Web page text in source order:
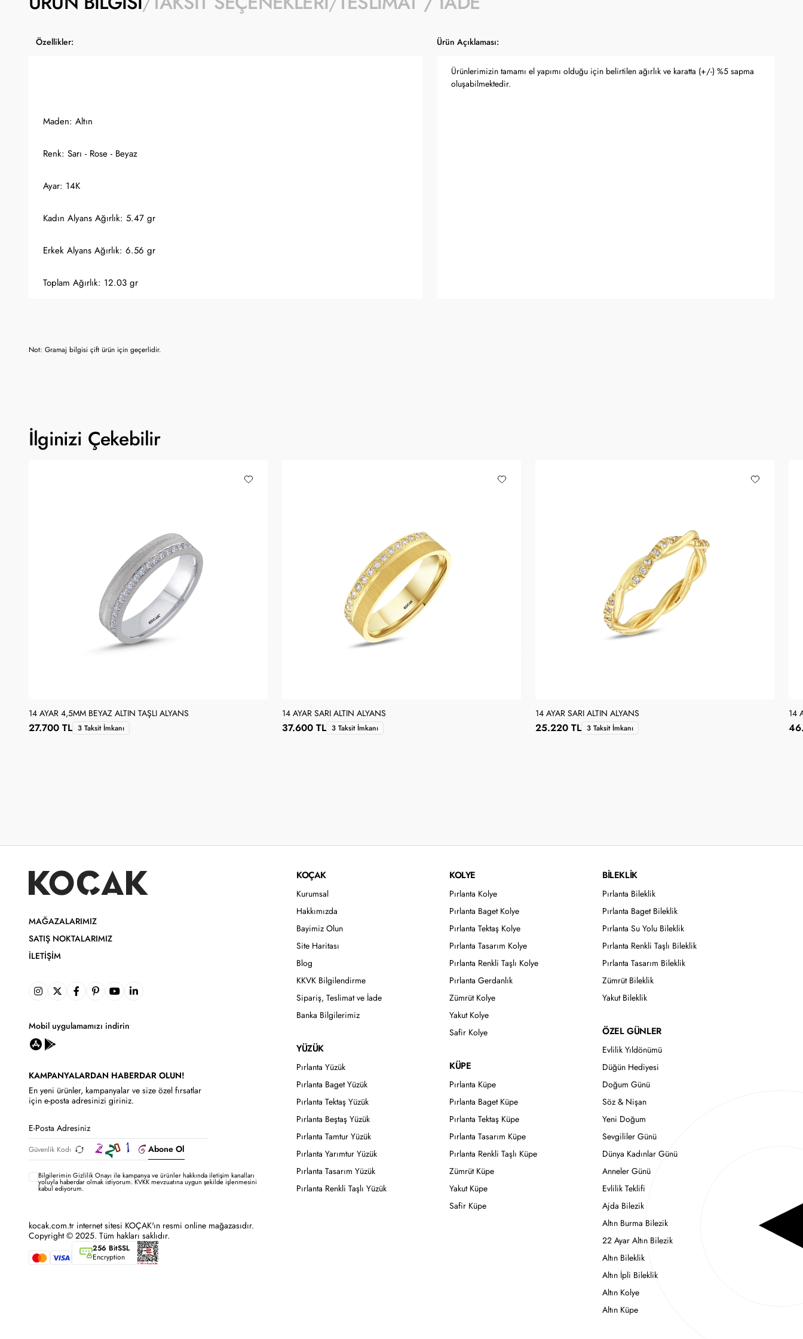
Özellikler: Ürün Açıklaması:
Maden: Altın
Ürünlerimizin tamamı el yapımı olduğu için belirtilen ağırlık ve karatta (+/-) %5 sapma
oluşabilmektedir.
Renk: Sarı - Rose - Beyaz
Ayar: 14K
Kadın Alyans Ağırlık: 5.47 gr
Erkek Alyans Ağırlık: 6.56 gr
Toplam Ağırlık: 12.03 gr
Not: Gramaj bilgisi çift ürün için geçerlidir.
İlginizi Çekebilir
14 AYAR 4,5MM BEYAZ ALTIN TAŞLI ALYANS
27.700 TL 3 Taksit İmkanı
14 AYAR SARI ALTIN ALYANS
37.600 TL 3 Taksit İmkanı
14 AYAR SARI ALTIN ALYANS
25.220 TL 3 Taksit İmkanı
14
MAĞAZALARIMIZ
SATIŞ NOKTALARIMIZ
İLETIŞIM
Mobil uygulamamızı indirin
KAMPANYALARDAN HABERDAR OLUN!
En yeni ürünler, kampanyalar ve size özel fırsatlar
için e-posta adresinizi giriniz.
Abone Ol
Bilgilerimin Gizlilik Onayı ile kampanya ve ürünler hakkında iletişim kanalları
yoluyla haberdar olmak istiyorum.KVKK mevzuatına uygun şekilde işlenmesini
kabul ediyorum.
kocak.com.tr internet sitesi KOÇAK'ın resmi online mağazasıdır.
Copyright © 2025. Tüm hakları saklıdır.
256 BitSSL
Encryption
KOÇAK
Kurumsal
Hakkımızda
Bayimiz Olun
Site Haritası
Blog
KKVK Bilgilendirme
Sipariş, Teslimat ve İade
Banka Bilgilerimiz
YÜZÜK
Pırlanta Yüzük
Pırlanta Baget Yüzük
Pırlanta Tektaş Yüzük
Pırlanta Beştaş Yüzük
Pırlanta Tamtur Yüzük
Pırlanta Yarımtur Yüzük
Pırlanta Tasarım Yüzük
Pırlanta Renkli Taşlı Yüzük
KOLYE
Pırlanta Kolye
Pırlanta Baget Kolye
Pırlanta Tektaş Kolye
Pırlanta Tasarım Kolye
Pırlanta Renkli Taşlı Kolye
Pırlanta Gerdanlık
Zümrüt Kolye
Yakut Kolye
Safir Kolye
KÜPE
Pırlanta Küpe
Pırlanta Baget Küpe
Pırlanta Tektaş Küpe
Pırlanta Tasarım Küpe
Pırlanta Renkli Taşlı Küpe
Zümrüt Küpe
Yakut Küpe
Safir Küpe
BİLEKLİK
Pırlanta Bileklik
Pırlanta Baget Bileklik
Pırlanta Su Yolu Bileklik
Pırlanta Renkli Taşlı Bileklik
Pırlanta Tasarım Bileklik
Zümrüt Bileklik
Yakut Bileklik
ÖZEL GÜNLER
Evlilik Yıldönümü
Düğün Hediyesi
Doğum Günü
Söz & Nişan
Yeni Doğum
Sevgililer Günü
Dünya Kadınlar Günü
Anneler Günü
Evlilik Teklifi
Ajda Bilezik
Altın Burma Bilezik
22 Ayar Altın Bilezik
Altın Bileklik
Altın İpli Bileklik
Altın Kolye
Altın Küpe